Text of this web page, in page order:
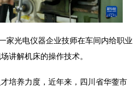
振兴 银龄 溯源中国
乐 时尚
光电仪器企业技师在车间内给职业
讲解机床的操作技术。
养力度，近年来，四川省华蓥市